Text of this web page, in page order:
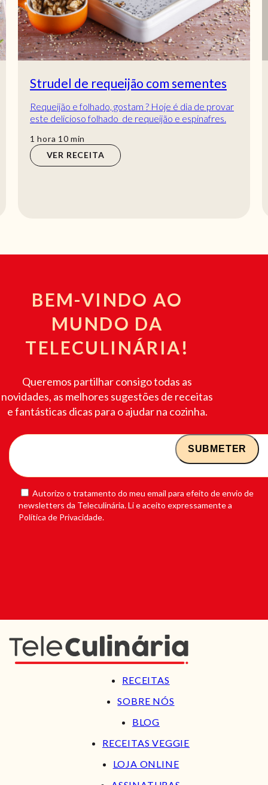
Strudel de requeijão com sementes
Requeijão e folhado, gostam ? Hoje é dia de provar
este delicioso folhado de requeijão e espinafres.
1 hora
hora 10min
min
VER RECEITA
BEM-VINDO AO
MUNDO DA
TELECULINÁRIA!
Queremos partilhar consigo todas as
novidades, as melhores sugestões de receitas
e fantásticas dicas para o ajudar na cozinha.
Autorizo o tratamento do meu email para efeito de envio de
newsletters da Teleculinária. Li e aceito expressamente a
Política de Privacidade.
RECEITAS
SOBRE NÓS
BLOG
RECEITAS VEGGIE
LOJA ONLINE